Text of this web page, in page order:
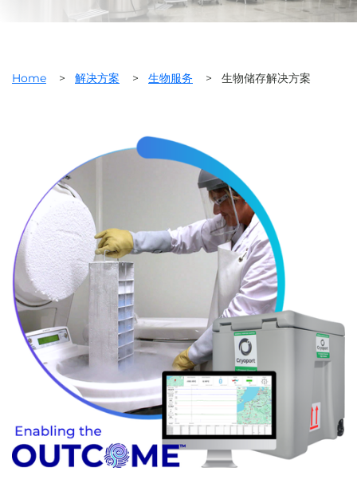
Home > 解决方案 > 生物服务 > 生物储存解决方案